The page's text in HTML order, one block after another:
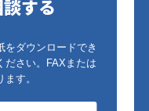
する
をダウンロードでき
ださい。FAXまたは
す。